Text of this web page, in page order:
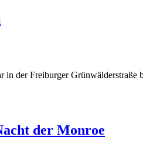
der Freiburger
der Monroe